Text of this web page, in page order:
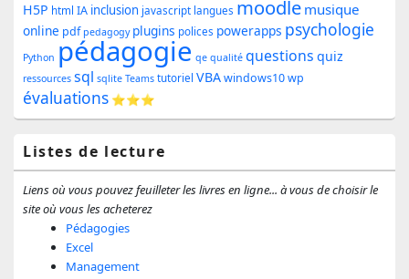
pour
la
barre
latérale
H5P html IA inclusion javascript langues moodle musique
online pdf pedagogy plugins polices powerapps psychologie
Python pédagogie qe qualité questions quiz
ressources sql sqlite Teams tutoriel VBAwindows10wp
évaluations ⭐⭐⭐
Listes de lecture
Liens où vous pouvez feuilleter les livres en ligne... à vous de choisir le
site où vous les acheterez
Pédagogies
Excel
Management